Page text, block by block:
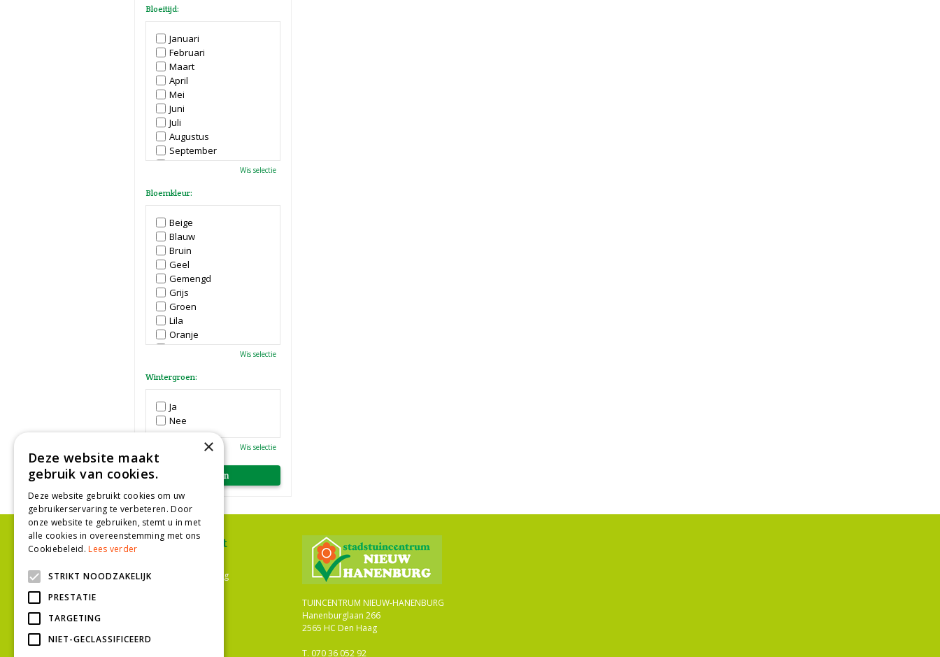
Bloeitijd:
Januari
Februari
Maart
April
Mei
Juni
Juli
Augustus
September
Oktober
December
Wis selectie
Bloemkleur:
Beige
Blauw
Bruin
Geel
Gemengd
Grijs
Groen
Lila
Oranje
Paars
Roze
Wit
Zwart
Wis selectie
Wintergroen:
Ja
Nee
Wis selectie
Ons assortiment
Bloemenwinkel Den Haag
Kamerplanten
TUINCENTRUM NIEUW-HANENBURG
Hanenburglaan 266
2565 HC Den Haag
T. 070 36 052 92
×
Deze website maakt
gebruik van cookies.
Deze website gebruikt cookies om uw
gebruikerservaring te verbeteren. Door
onze website te gebruiken, stemt u in met
alle cookies in overeenstemming met ons
Cookiebeleid.Lees verder
STRIKT NOODZAKELIJK
PRESTATIE
TARGETING
NIET-GECLASSIFICEERD